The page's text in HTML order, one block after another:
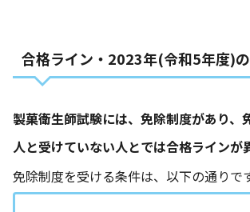
合格ライン・2023年(令和5年度)
製菓衛生師試験には、免除制度があり、
人と受けていない人とでは合格ラインが
免除制度を受ける条件は、以下の通りです